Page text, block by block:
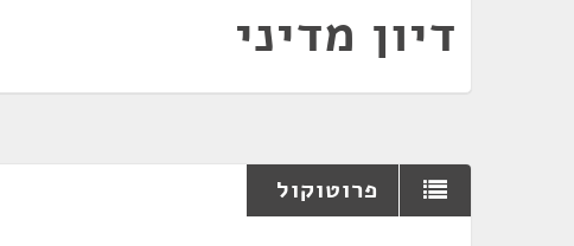
דיון מדיני
פרוטוקול